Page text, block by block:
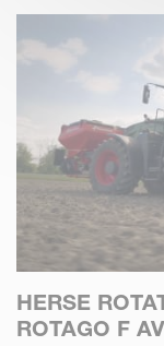
HERSE
ROTAGO F